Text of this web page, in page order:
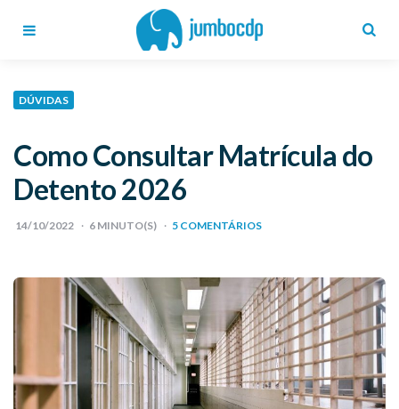
DÚVIDAS
Como Consultar Matrícula do
Detento 2026
14/10/2022 6 MINUTO(S) 5 COMENTÁRIOS